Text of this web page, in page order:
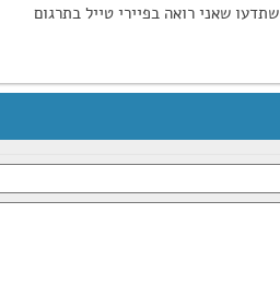
שתדעו שאני רואה בפיירי טייל בתרגום